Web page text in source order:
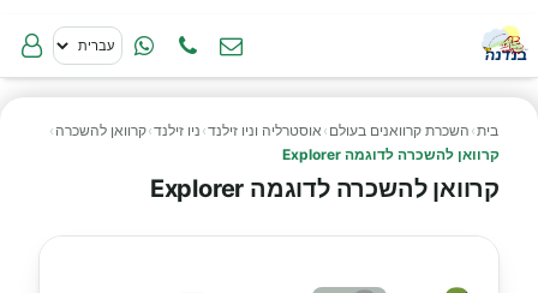
בית› השכרת קרוואנים בעולם › אוסטרליה וניו זילנד› ניו זילנד›קרוואן להשכרה ›
קרוואן להשכרה לדוגמה Explorer
קרוואן להשכרה לדוגמה Explorer